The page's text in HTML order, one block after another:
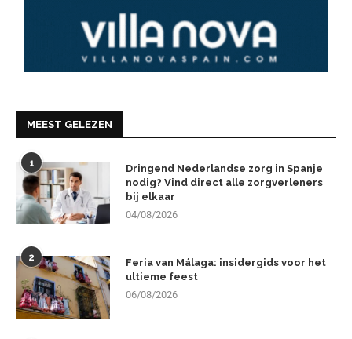
MEEST GELEZEN
1
Dringend Nederlandse zorg in Spanje
nodig? Vind direct alle zorgverleners
bij elkaar
04/08/2026
2
Feria van Málaga: insidergids voor het
ultieme feest
06/08/2026